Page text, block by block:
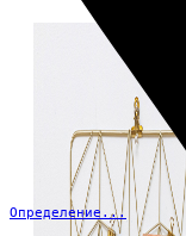
Определение...